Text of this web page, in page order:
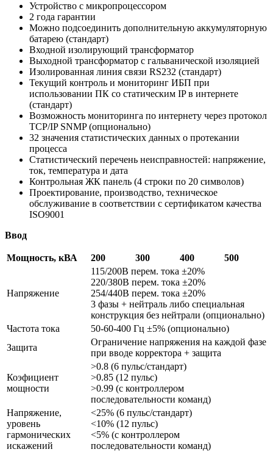
Устройство с микропроцессором
2 года гарантии
Можно подсоединить дополнительную аккумуляторную
батарею (стандарт)
Входной изолирующий трансформатор
Выходной трансформатор с гальванической изоляцией
Изолированная линия связи RS232 (стандарт)
Текущий контроль и мониторинг ИБП при
использовании ПК со статическим IP в интернете
(стандарт)
Возможность мониторинга по интернету через протокол
TCP/IP SNMP (опционально)
32 значения статистических данных о протекании
процесса
Статистический перечень неисправностей: напряжение,
ток, температура и дата
Контрольная ЖК панель (4 строки по 20 символов)
Проектирование, производство, техническое
обслуживание в соответствии с сертификатом качества
ISO9001
Ввод
Мощность, кВА 200 300 400 500
Напряжение
115/200В перем. тока ±20%
220/380В перем. тока ±20%
254/440В перем. тока ±20%
3 фазы + нейтраль либо специальная
конструкция без нейтрали (опционально)
Частота тока
50-60-400 Гц ±5% (опционально)
Защита
Ограничение напряжения на каждой фазе
при вводе корректора + защита
Коэфициент
мощности
>0.8 (6 пульс/стандарт)
>0.85 (12 пульс)
>0.99 (с контроллером
последовательности команд)
Напряжение,
уровень
гармонических
искажений
<25% (6 пульс/стандарт)
<10% (12 пульс)
<5% (с контроллером
последовательности команд)